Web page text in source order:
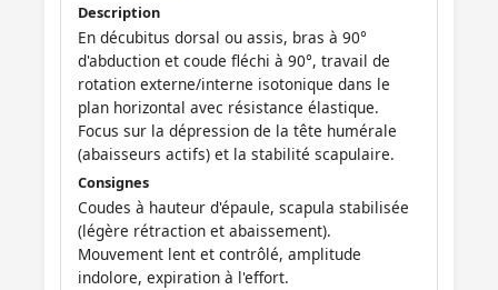
Description
En décubitus dorsal ou assis, bras à 90°
d'abduction et coude fléchi à 90°, travail de
rotation externe/interne isotonique dans le
plan horizontal avec résistance élastique.
Focus sur la dépression de la tête humérale
(abaisseurs actifs) et la stabilité scapulaire.
Consignes
Coudes à hauteur d'épaule, scapula stabilisée
(légère rétraction et abaissement).
Mouvement lent et contrôlé, amplitude
indolore, expiration à l'effort.